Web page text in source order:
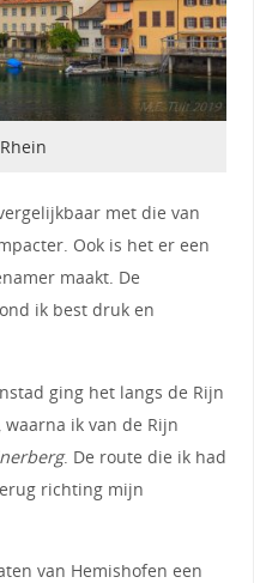
met die van
Ook is het er een
maakt. De
ik best druk en
ging het langs de Rijn
ik van de Rijn
. De route die ik had
richting mijn
van Hemishofen een